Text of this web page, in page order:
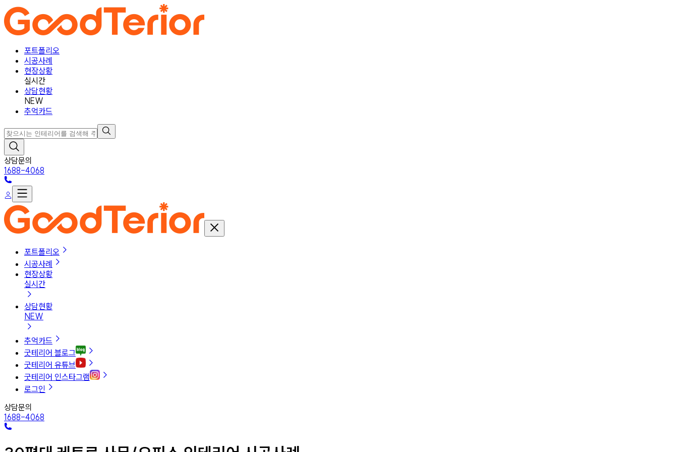
포트폴리오
시공사례
현장상황
실시간
상담현황
NEW
추억카드
상담문의
1688-4068
포트폴리오
시공사례
현장상황
실시간
상담현황
NEW
추억카드
굿테리어 블로그
굿테리어 유튜브
굿테리어 인스타그램
로그인
상담문의
1688-4068